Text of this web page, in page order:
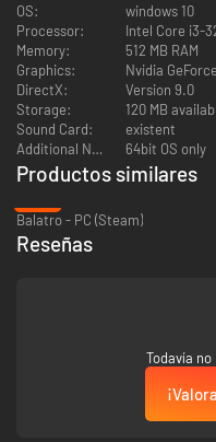
CARACTERÍSTICAS:
-Batallas automáticas (Muy
-Progresión metaque no
OS:
windows 10
Processor:
Intel Core i3-
Memory:
512 MB RAM
Graphics:
Nvidia
DirectX:
Version 9.0
Storage:
120 MB
Sound Card:
existent
Additional Notes:
64bit OS only
Productos similares
Balatro - PC (Steam)
Reseñas
Todavía